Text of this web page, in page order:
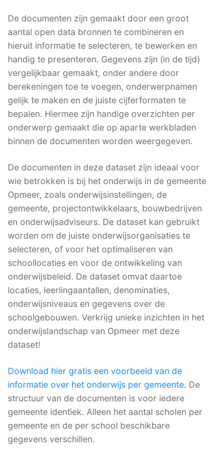
De documenten zijn gemaakt door een groot
aantal open data bronnen te combineren en
hieruit informatie te selecteren, te bewerken en
handig te presenteren. Gegevens zijn (in de tijd)
vergelijkbaar gemaakt, onder andere door
berekeningen toe te voegen, onderwerpnamen
gelijk te maken en de juiste cijferformaten te
bepalen. Hiermee zijn handige overzichten per
onderwerp gemaakt die op aparte werkbladen
binnen de documenten worden weergegeven.
De documenten in deze dataset zijn ideaal voor
wie betrokken is bij het onderwijs in de gemeente
Opmeer, zoals onderwijsinstellingen, de
gemeente, projectontwikkelaars, bouwbedrijven
en onderwijsadviseurs. De dataset kan gebruikt
worden om de juiste onderwijsorganisaties te
selecteren, of voor het optimaliseren van
schoollocaties en voor de ontwikkeling van
onderwijsbeleid. De dataset omvat daartoe
locaties, leerlingaantallen, denominaties,
onderwijsniveaus en gegevens over de
schoolgebouwen. Verkrijg unieke inzichten in het
onderwijslandschap van Opmeer met deze
dataset!
Download hier gratis een voorbeeld van de
informatie over het onderwijs per gemeente. De
structuur van de documenten is voor iedere
gemeente identiek. Alleen het aantal scholen per
gemeente en de per school beschikbare
gegevens verschillen.